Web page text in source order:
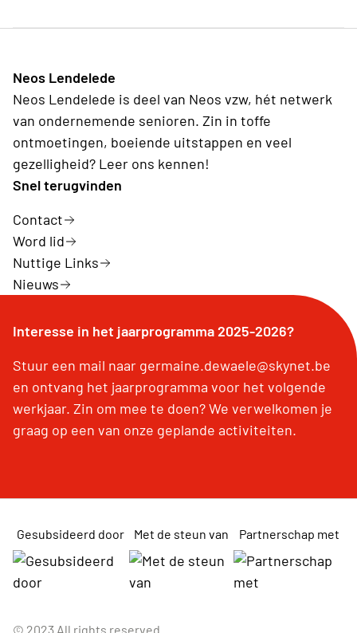
Neos Lendelede
Neos Lendelede is deel van Neos vzw, hét netwerk
van ondernemende senioren. Zin in toffe
ontmoetingen, boeiende uitstappen en veel
gezelligheid? Leer ons kennen!
Snel terugvinden
Contact
Word lid
Nuttige Links
Nieuws
Interesse in het jaarprogramma 2025-2026?
Stuur een mail naar germaine.dewaele@skynet.be
en ontvang het jaarprogramma voor het volgende
werkjaar. Zin om mee te doen? We verwelkomen je
graag op een van onze geplande activiteiten.
Gesubsideerd door Met de steun van Partnerschap met
© 2023 All rights reserved